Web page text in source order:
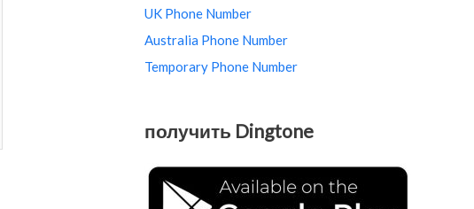
UK Phone Number
Australia Phone Number
Temporary Phone Number
получить Dingtone